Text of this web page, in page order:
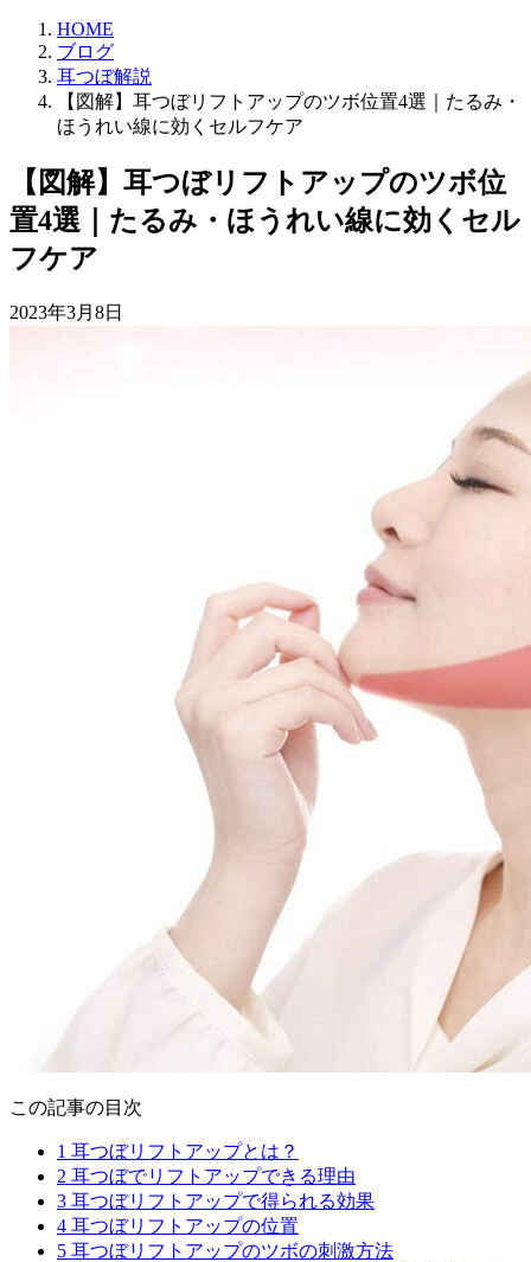
HOME
ブログ
耳つぼ解説
【図解】耳つぼリフトアップのツボ位置4選｜たるみ・
ほうれい線に効くセルフケア
【図解】耳つぼリフトアップのツボ位
置4選｜たるみ・ほうれい線に効くセル
フケア
2023年3月8日
この記事の目次
1 耳つぼリフトアップとは？
2 耳つぼでリフトアップできる理由
3 耳つぼリフトアップで得られる効果
4 耳つぼリフトアップの位置
5 耳つぼリフトアップのツボの刺激方法